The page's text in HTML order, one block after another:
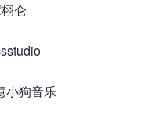
仑
小狗音乐